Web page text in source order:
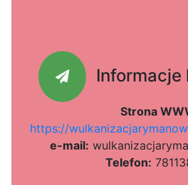
Strona
https://
e-mail: 8
wuf2
l0b
k6b
anizd9
adc6
cjaryma
Telefon: